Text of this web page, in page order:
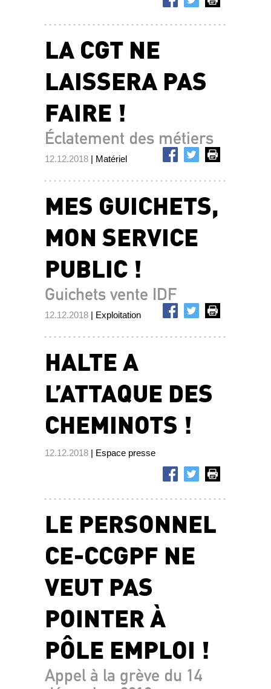
LA CGT NE
LAISSERA PAS
FAIRE !
Éclatement des métiers
12.12.2018 | Matériel
MES GUICHETS,
MON SERVICE
PUBLIC !
Guichets vente IDF
12.12.2018 | Exploitation
HALTE A
L’ATTAQUE DES
CHEMINOTS !
12.12.2018 | Espace presse
LE PERSONNEL
CE-CCGPF NE
VEUT PAS
POINTER À
PÔLE EMPLOI !
Appel à la grève du 14